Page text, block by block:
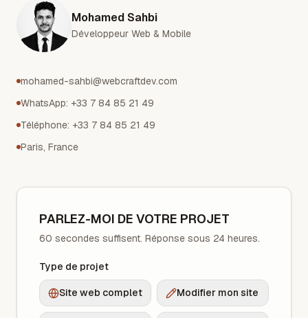
Mohamed Sahbi
Développeur Web & Mobile
mohamed-sahbi@webcraftdev.com
WhatsApp: +33 7 84 85 21 49
Téléphone: +33 7 84 85 21 49
Paris, France
PARLEZ-MOI DE VOTRE PROJET
60 secondes suffisent. Réponse sous 24 heures.
Type de projet
Site web complet Modifier mon site